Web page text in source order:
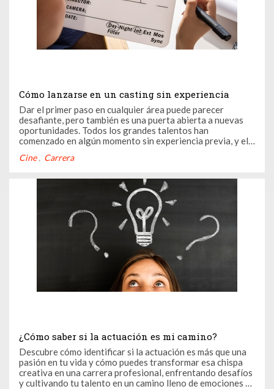
Cómo lanzarse en un casting sin experiencia
Dar el primer paso en cualquier área puede parecer
desafiante, pero también es una puerta abierta a nuevas
oportunidades. Todos los grandes talentos han
comenzado en algún momento sin experiencia previa, y el
mucho más que un simple filtro; son una plataforma para
Cine Carrera
¿Cómo saber si la actuación es mi camino?
Descubre cómo identificar si la actuación es más que una
pasión en tu vida y cómo puedes transformar esa chispa
creativa en una carrera profesional, enfrentando desafíos
y cultivando tu talento en un camino lleno de emociones y